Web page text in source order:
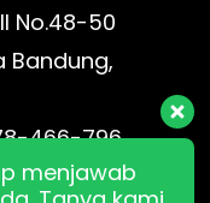
No.48-50
Bandung,
466-796
menjawab